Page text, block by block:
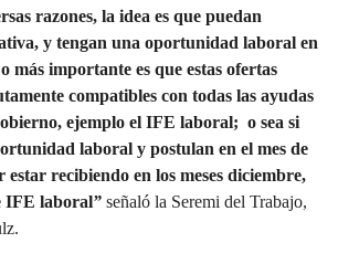
razones, la idea es que puedan
y tengan una oportunidad laboral en
más importante es que estas ofertas
compatibles con todas las ayudas
ejemplo el IFE laboral; o sea si
laboral y postulan en el mes de
recibiendo en los meses diciembre,
IFE laboral” señaló la Seremi del Trabajo,